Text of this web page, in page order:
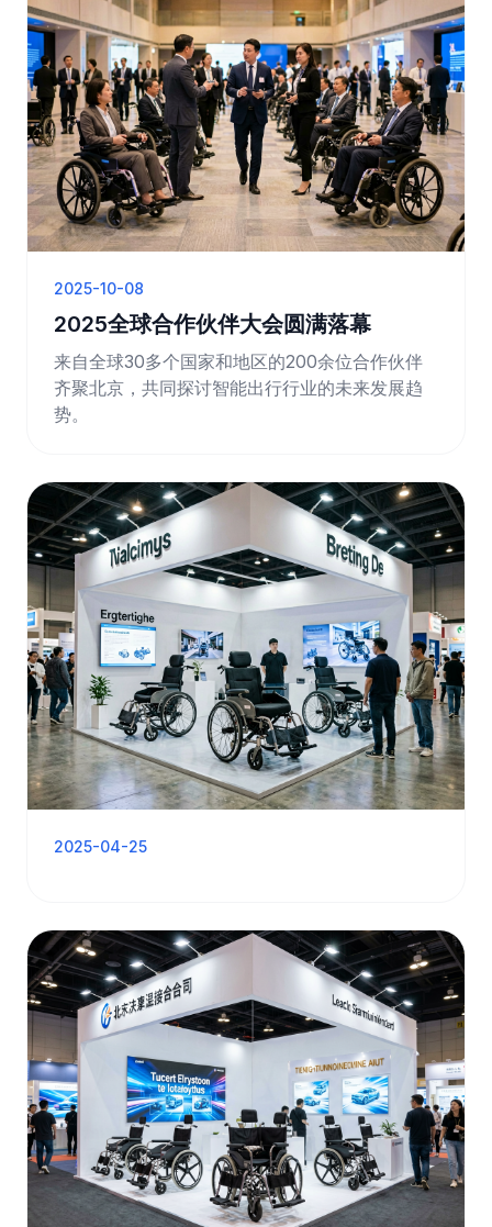
2025-10-08
2025全球合作伙伴大会圆满落幕
来自全球30多个国家和地区的200余位合作伙伴
齐聚北京，共同探讨智能出行行业的未来发展趋
势。
2025-04-25